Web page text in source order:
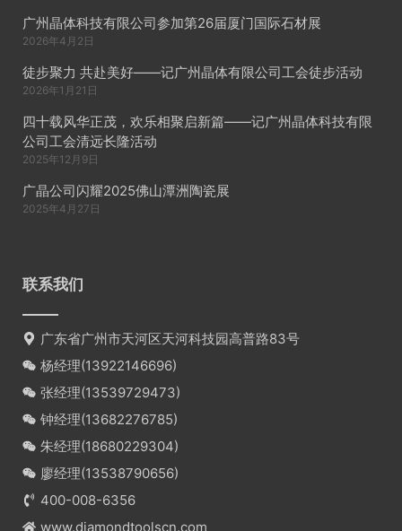
广州晶体科技有限公司参加第26届厦门国际石材展
2026年4月2日
徒步聚力 共赴美好——记广州晶体有限公司工会徒步活动
2026年1月21日
四十载风华正茂，欢乐相聚启新篇——记广州晶体科技有限
公司工会清远长隆活动
2025年12月9日
广晶公司闪耀2025佛山潭洲陶瓷展
2025年4月27日
联系我们
广东省广州市天河区天河科技园高普路83号
杨经理(13922146696)
张经理(13539729473)
钟经理(13682276785)
朱经理(18680229304)
廖经理(13538790656)
400-008-6356
www.diamondtoolscn.com